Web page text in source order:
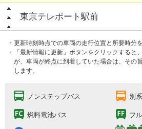
東京テレポート駅前
・更新時刻時点での車両の走行位置と所要時分
・「最新情報に更新」ボタンをクリックすると
が、車両が終点に到着していた場合は、その
します。
ノンステップバス 別
燃料電池バス フ